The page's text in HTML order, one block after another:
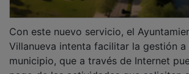
Villanueva intenta facilitar la gestión a
municipio, que a través de Internet
pago de las actividades que soliciten